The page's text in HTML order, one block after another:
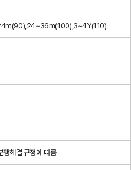
쟁해결 규정에 따름